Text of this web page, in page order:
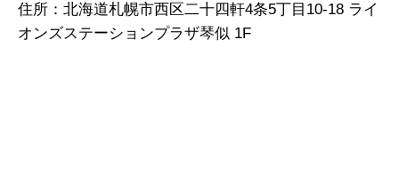
住所：北海道札幌市西区二十四軒4条5丁目10-18 ライ
オンズステーションプラザ琴似 1F